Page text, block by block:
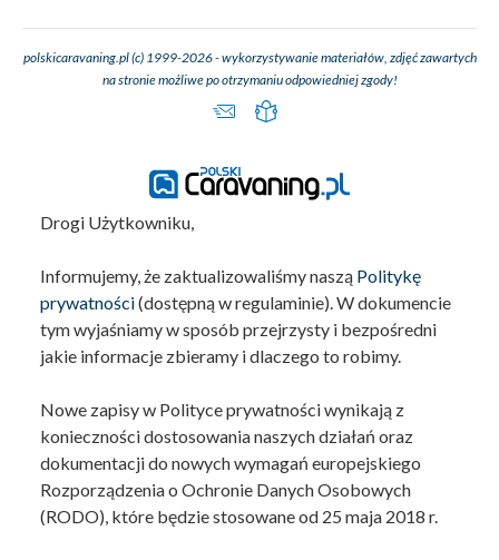
polskicaravaning.pl (c) 1999-2026 - wykorzystywanie materiałów, zdjęć zawartych
na stronie możliwe po otrzymaniu odpowiedniej zgody!
Drogi Użytkowniku,
Informujemy, że zaktualizowaliśmy naszą Politykę
prywatności(dostępną w regulaminie). W dokumencie
tym wyjaśniamy w sposób przejrzysty i bezpośredni
jakie informacje zbieramy i dlaczego to robimy.
Nowe zapisy w Polityce prywatności wynikają z
konieczności dostosowania naszych działań oraz
dokumentacji do nowych wymagań europejskiego
Rozporządzenia o Ochronie Danych Osobowych
(RODO), które będzie stosowane od 25 maja 2018 r.